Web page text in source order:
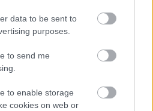
data to be sent to
purposes.
to send me
to enable storage
cookies on web or